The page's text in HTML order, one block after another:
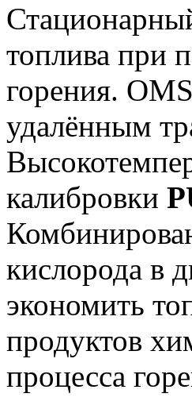
топлива при
горения.
удалённым
калибровки
кислорода в
экономить
продуктов
процесса